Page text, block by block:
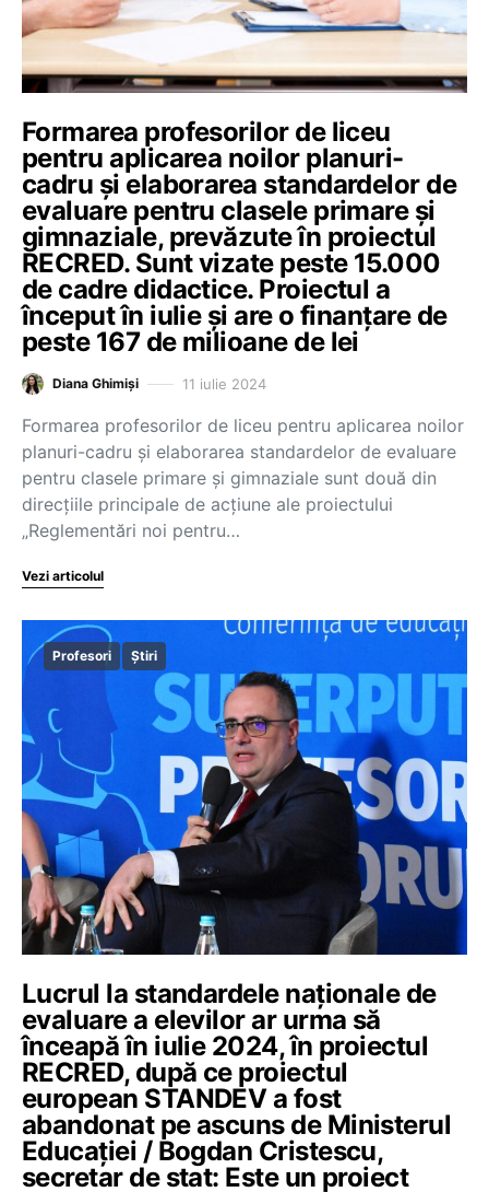
Formarea profesorilor de liceu
pentru aplicarea noilor planuri-
cadru și elaborarea standardelor de
evaluare pentru clasele primare și
gimnaziale, prevăzute în proiectul
RECRED. Sunt vizate peste 15.000
de cadre didactice. Proiectul a
început în iulie și are o finanțare de
peste 167 de milioane de lei
Diana Ghimiși 11 iulie 2024
Formarea profesorilor de liceu pentru aplicarea noilor
planuri-cadru și elaborarea standardelor de evaluare
pentru clasele primare și gimnaziale sunt două din
direcțiile principale de acțiune ale proiectului
„Reglementări noi pentru…
Vezi articolul
Profesori Știri
Lucrul la standardele naționale de
evaluare a elevilor ar urma să
înceapă în iulie 2024, în proiectul
RECRED, după ce proiectul
european STANDEV a fost
abandonat pe ascuns de Ministerul
Educației / Bogdan Cristescu,
secretar de stat: Este un proiect